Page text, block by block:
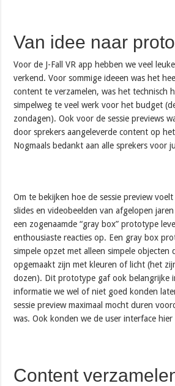
Van idee naar
Voor de J-Fall VR app hebben we veel
verkend. Voor sommige ideeen was het
content te verzamelen, was het technisch
simpelweg te veel werk voor het budget
zondagen). Ook voor de sessie previews
door sprekers aangeleverde content op
Nogmaals bedankt aan alle sprekers voor
Om te bekijken hoe de sessie preview
slides en videobeelden van afgelopen
een zogenaamde “gray box” prototype
enthousiaste reacties op. Een gray box
simpele opzet met alleen simpele objecten
opgemaakt zijn met kleuren of licht (het
dozen). Dit prototype gaf ook belangrijke
informatie we wel of niet goed konden
sessie preview maximaal mocht duren
was. Ook konden we de user interface
Content